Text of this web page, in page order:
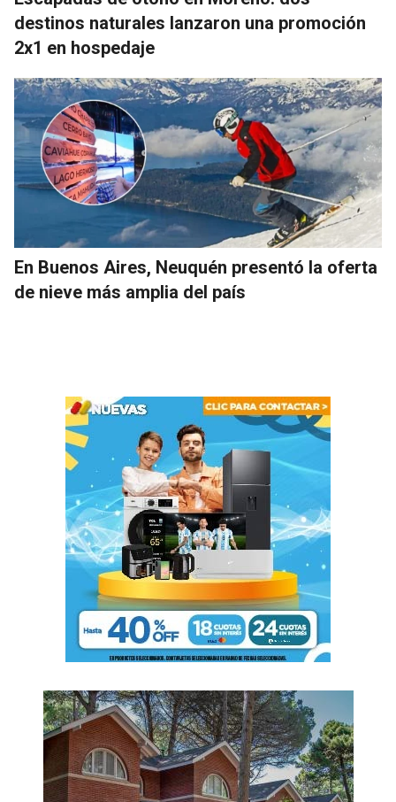
destinos naturales lanzaron una promoción
2x1 en hospedaje
En Buenos Aires, Neuquén presentó la oferta
de nieve más amplia del país